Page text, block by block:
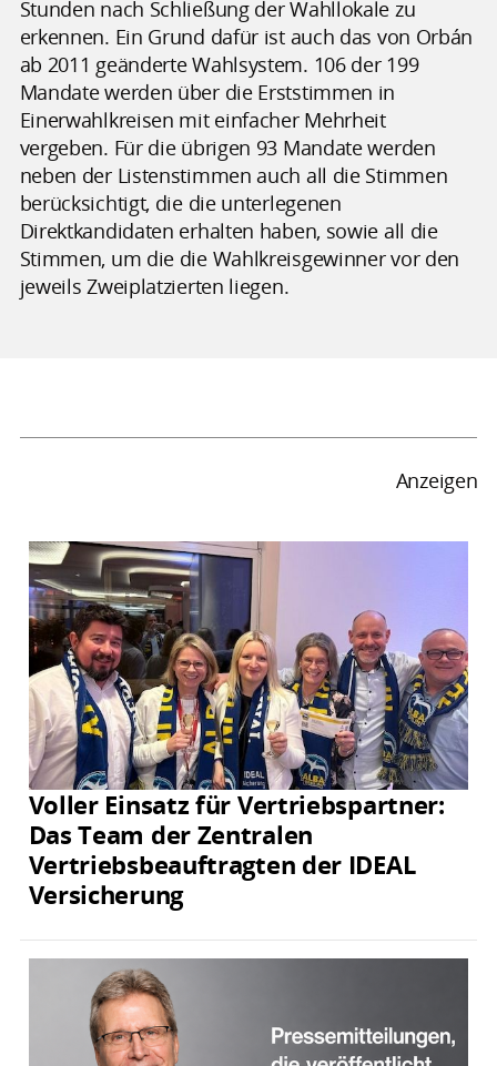
Stunden nach Schließung der Wahllokale zu
erkennen. Ein Grund dafür ist auch das von Orbán
ab 2011 geänderte Wahlsystem. 106 der 199
Mandate werden über die Erststimmen in
Einerwahlkreisen mit einfacher Mehrheit
vergeben. Für die übrigen 93 Mandate werden
neben der Listenstimmen auch all die Stimmen
berücksichtigt, die die unterlegenen
Direktkandidaten erhalten haben, sowie all die
Stimmen, um die die Wahlkreisgewinner vor den
jeweils Zweiplatzierten liegen.
Anzeigen
Voller Einsatz für Vertriebspartner:
Das Team der Zentralen
Vertriebsbeauftragten der IDEAL
Versicherung